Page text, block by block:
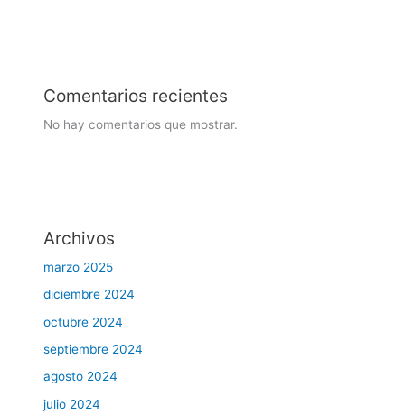
Comentarios recientes
No hay comentarios que mostrar.
Archivos
marzo 2025
diciembre 2024
octubre 2024
septiembre 2024
agosto 2024
julio 2024